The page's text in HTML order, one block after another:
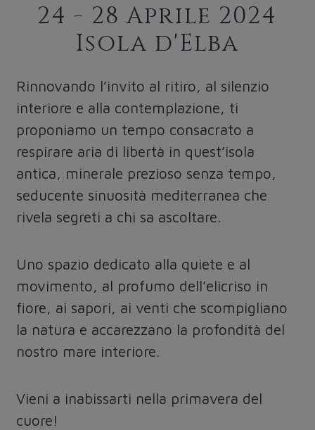
24 - 28 Aprile 2024
Isola d'Elba
Rinnovando l’invito al ritiro, al silenzio
interiore e alla contemplazione, ti
proponiamo un tempo consacrato a
respirare aria di libertà in quest’isola
antica, minerale prezioso senza tempo,
seducente sinuosità mediterranea che
rivela segreti a chi sa ascoltare.
Uno spazio dedicato alla quiete e al
movimento, al profumo dell’elicriso in
fiore, ai sapori, ai venti che scompigliano
la natura e accarezzano la profondità del
nostro mare interiore.
Vieni a inabissarti nella primavera del
cuore!